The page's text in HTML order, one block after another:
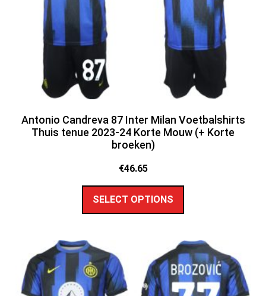
Antonio Candreva 87 Inter Milan Voetbalshirts
Thuis tenue 2023-24 Korte Mouw (+ Korte
broeken)
€46.65
SELECT OPTIONS